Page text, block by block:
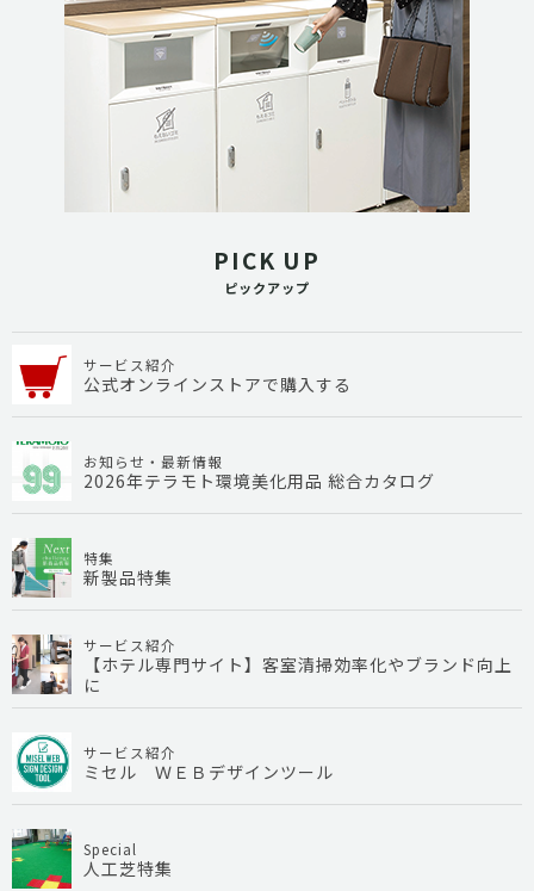
PICK UP
ピックアップ
サービス紹介
公式オンラインストアで購入する
お知らせ・最新情報
2026年テラモト環境美化用品 総合カタログ
特集
新製品特集
サービス紹介
【ホテル専門サイト】客室清掃効率化やブランド向上
に
サービス紹介
ミセル ＷＥＢデザインツール
Special
人工芝特集